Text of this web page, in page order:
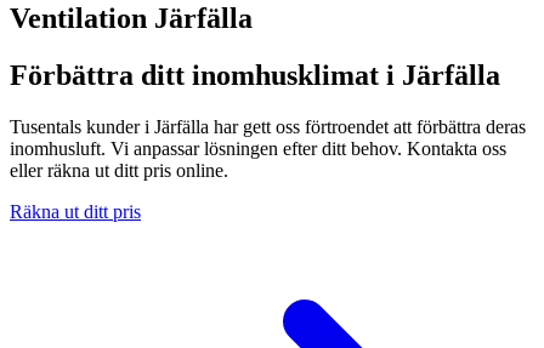
Ventilation Järfälla
Förbättra ditt inomhusklimat i Järfälla
Tusentals kunder i Järfälla har gett oss förtroendet att förbättra deras
inomhusluft. Vi anpassar lösningen efter ditt behov. Kontakta oss
eller räkna ut ditt pris online.
Räkna ut ditt pris